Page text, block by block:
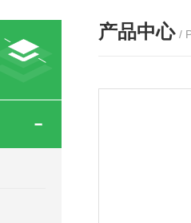
产品中心 /